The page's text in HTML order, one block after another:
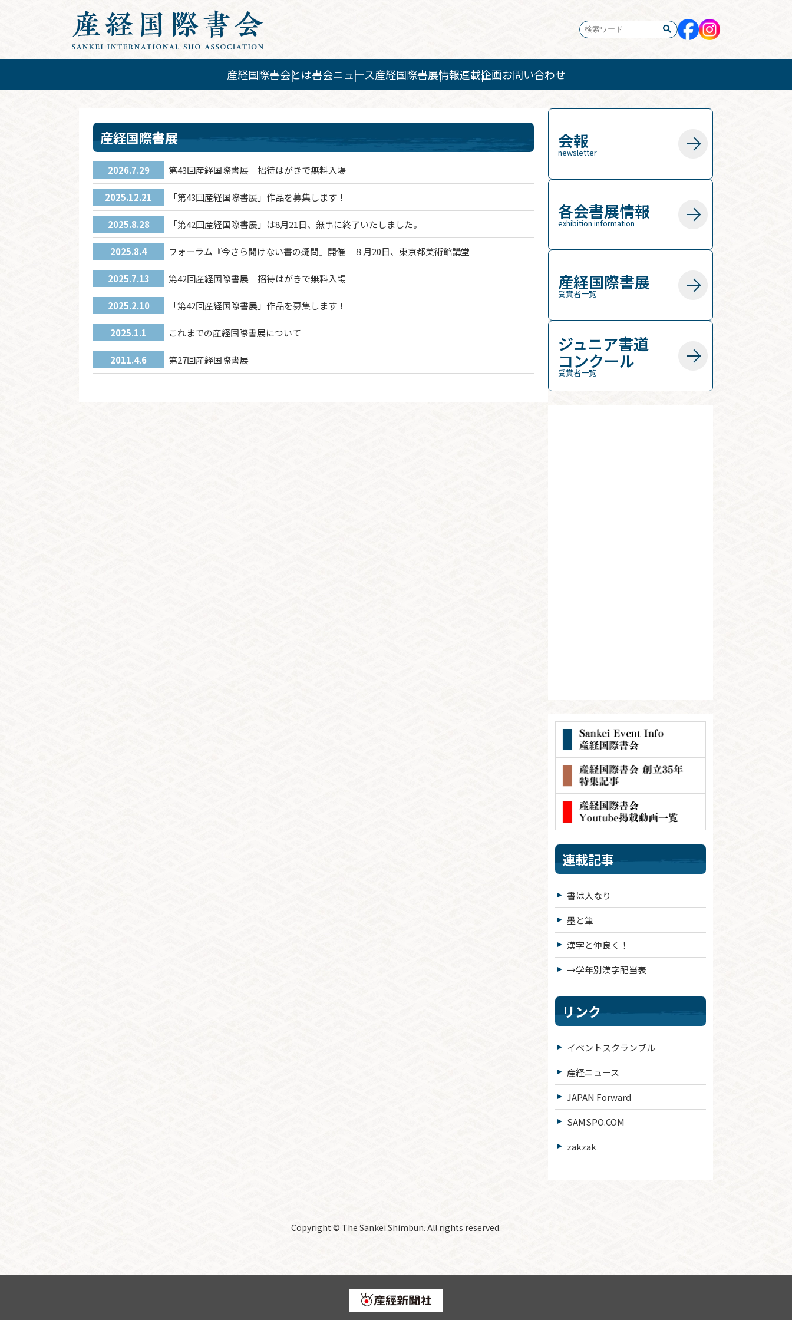
産経国際書会とは書会ニュース産経国際書展情報連載企画お問い合わせ
産経国際書展
2026.7.29 第43回産経国際書展 招待はがきで無料入場
2025.12.21 「第43回産経国際書展」作品を募集します！
2025.8.28 「第42回産経国際書展」は8月21日、無事に終了いたしました。
2025.8.4 フォーラム『今さら聞けない書の疑問』開催 ８月20日、東京都美術館講堂
2025.7.13 第42回産経国際書展 招待はがきで無料入場
2025.2.10 「第42回産経国際書展」作品を募集します！
2025.1.1 これまでの産経国際書展について
2011.4.6 第27回産経国際書展
会報
newsletter
各会書展情報
exhibition information
産経国際書展
受賞者一覧
ジュニア書道
コンクール
受賞者一覧
連載記事
書は人なり
墨と筆
漢字と仲良く！
→学年別漢字配当表
リンク
イベントスクランブル
産経ニュース
JAPAN Forward
SAMSPO.COM
zakzak
Copyright © The Sankei Shimbun. All rights reserved.